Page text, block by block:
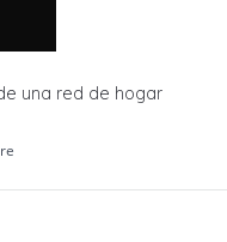
una red de hogar